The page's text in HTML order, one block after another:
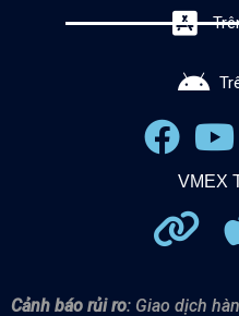
VMEX
Cảnh báo rủi ro: Giao dịch